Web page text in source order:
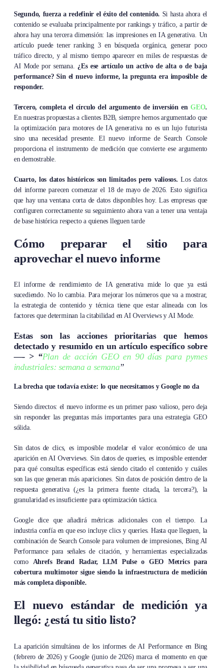
Segundo, fuerza a redefinir el éxito del contenido. Si hasta ahora el
contenido se evaluaba principalmente por rankings y tráfico, a partir de
ahora hay una tercera dimensión: las impresiones en IA generativa. Un
artículo puede tener ranking 3 en búsqueda orgánica, generar poco
tráfico directo, y al mismo tiempo aparecer en miles de respuestas de
AI Mode por semana. ¿Es ese artículo un activo de alta o de baja
performance? Sin el nuevo informe, la pregunta era imposible de
responder.
Tercero, completa el círculo del argumento de inversión en GEO.
En nuestras propuestas a clientes B2B, siempre hemos argumentado que
la optimización para motores de IA generativa no es un lujo futurista
sino una necesidad presente. El nuevo informe de Search Console
proporciona el instrumento de medición que convierte ese argumento
en demostrable.
Cuarto, los datos históricos son limitados pero valiosos. Los datos
del informe parecen comenzar el 18 de mayo de 2026. Esto significa
que hay una ventana corta de datos disponibles hoy. Las empresas que
configuren correctamente su seguimiento ahora van a tener una ventaja
de base histórica respecto a quienes lleguen tarde
Cómo preparar el sitio para
aprovechar el nuevo informe
El informe de rendimiento de IA generativa mide lo que ya está
sucediendo. No lo cambia. Para mejorar los números que va a mostrar,
la estrategia de contenido y técnica tiene que estar alineada con los
factores que determinan la citabilidad en AI Overviews y AI Mode.
Estas son las acciones prioritarias que hemos
detectado y resumido en un artículo específico sobre
—- > “Plan de acción GEO en 90 días para pymes
industriales: semana a semana”
La brecha que todavía existe: lo que necesitamos y Google no da
Siendo directos: el nuevo informe es un primer paso valioso, pero deja
sin responder las preguntas más importantes para una estrategia GEO
sólida.
Sin datos de clics, es imposible modelar el valor económico de una
aparición en AI Overviews. Sin datos de queries, es imposible entender
para qué consultas específicas está siendo citado el contenido y cuáles
son las que generan más apariciones. Sin datos de posición dentro de la
respuesta generativa (¿es la primera fuente citada, la tercera?), la
granularidad es insuficiente para optimización táctica.
Google dice que añadirá métricas adicionales con el tiempo. La
industria confía en que eso incluye clics y queries. Hasta que lleguen, la
combinación de Search Console para volumen de impresiones, Bing AI
Performance para señales de citación, y herramientas especializadas
como Ahrefs Brand Radar, LLM Pulse o GEO Metrics para
cobertura multimotor sigue siendo la infraestructura de medición
más completa disponible.
El nuevo estándar de medición ya
llegó: ¿está tu sitio listo?
La aparición simultánea de los informes de AI Performance en Bing
(febrero de 2026) y Google (junio de 2026) marca el momento en que